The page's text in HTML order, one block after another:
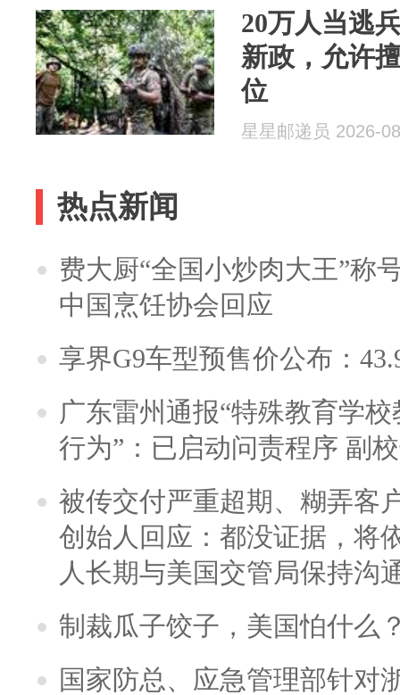
20万人当逃
新政，允许
位
星星邮递员 2026-
热点新闻
费大厨“全国小炒肉大王”称
中国烹饪协会回应
享界G9车型预售价公布：
广东雷州通报“特殊教育学
行为”：已启动问责程序 副
被传交付严重超期、糊弄客
创始人回应：都没证据，将
人长期与美国交管局保持沟
制裁瓜子饺子，美国怕什么
国家防总、应急管理部针对